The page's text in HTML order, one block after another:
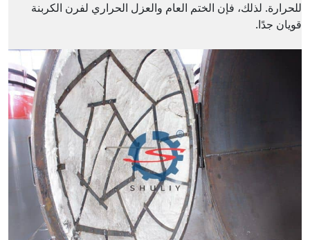
للحرارة. لذلك، فإن الختم العام والعزل الحراري لفرن الكربنة
قويان جدًا.